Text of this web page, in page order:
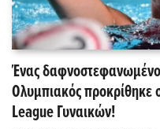
Ένας
Ολυμπιακός προκρίθηκε
League Γυναικών!